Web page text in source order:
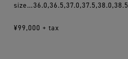
size…36.0,36.5,37.0,37.5,38.0,38.5
¥99,000 + tax